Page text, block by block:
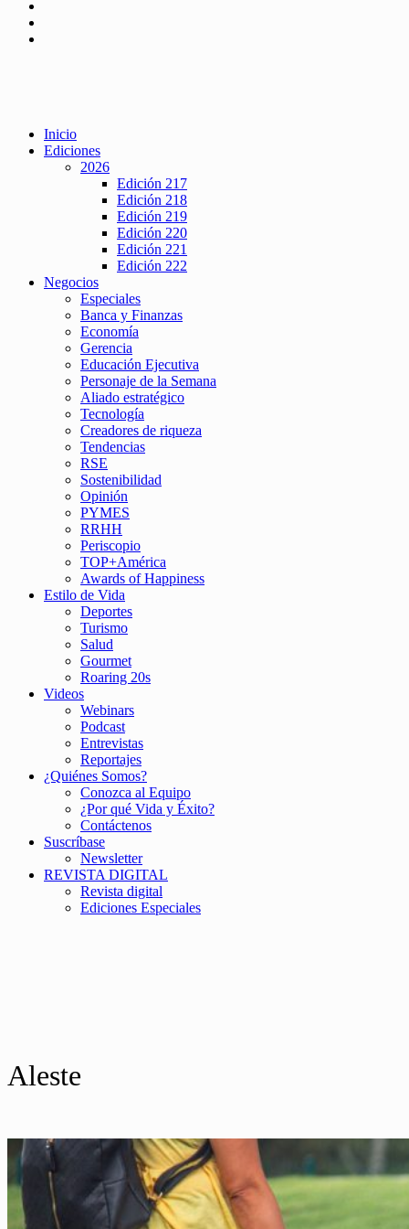
Inicio
Ediciones
2026
Edición 217
Edición 218
Edición 219
Edición 220
Edición 221
Edición 222
Negocios
Especiales
Banca y Finanzas
Economía
Gerencia
Educación Ejecutiva
Personaje de la Semana
Aliado estratégico
Tecnología
Creadores de riqueza
Tendencias
RSE
Sostenibilidad
Opinión
PYMES
RRHH
Periscopio
TOP+América
Awards of Happiness
Estilo de Vida
Deportes
Turismo
Salud
Gourmet
Roaring 20s
Videos
Webinars
Podcast
Entrevistas
Reportajes
¿Quiénes Somos?
Conozca al Equipo
¿Por qué Vida y Éxito?
Contáctenos
Suscríbase
Newsletter
REVISTA DIGITAL
Revista digital
Ediciones Especiales
Aleste